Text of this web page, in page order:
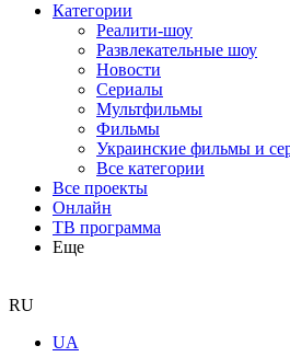
Категории
Реалити-шоу
Развлекательные шоу
Новости
Сериалы
Мультфильмы
Фильмы
Украинские фильмы и
Все категории
Все проекты
Онлайн
ТВ программа
Еще
RU
UA